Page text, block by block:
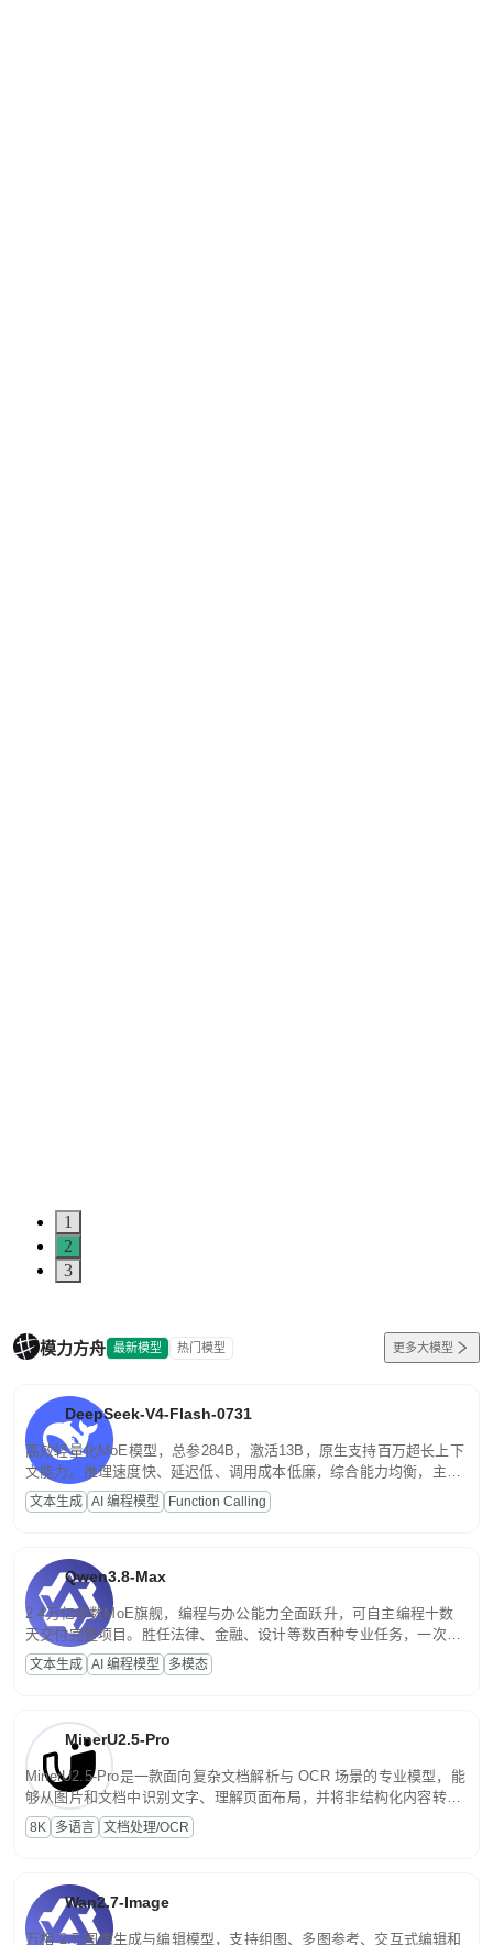
1
2
3
模力方舟 最新模型 热门模型 更多大模型
DeepSeek-V4-Flash-0731
高效轻量化MoE模型，总参284B，激活13B，原生支持百万超长上下
文能力。推理速度快、延迟低、调用成本低廉，综合能力均衡，主打
高并发、轻量化任务，适合日常对话、内容创作、基础 RAG、批量
文案处理等普惠刚需场景。
文本生成 AI 编程模型 Function Calling
Qwen3.8-Max
2.4万亿参数MoE旗舰，编程与办公能力全面跃升，可自主编程十数
天交付完整项目。胜任法律、金融、设计等数百种专业任务，一次对
话端到端交付生产级成果。原生视觉理解贯穿规划、执行与验证全流
程，支持超长文档与长视频的深度语义解析。长程任务中自主规划与
文本生成 AI 编程模型 多模态
MinerU2.5-Pro
MinerU2.5-Pro是一款面向复杂文档解析与 OCR 场景的专业模型，能
够从图片和文档中识别文字、理解页面布局，并将非结构化内容转换
为便于存储、检索和二次处理的结构化结果。
8K 多语言 文档处理/OCR
Wan2.7-Image
万相 2.7 图像生成与编辑模型，支持组图、多图参考、交互式编辑和